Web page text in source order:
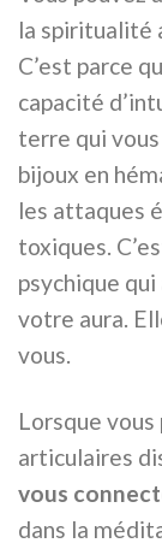
la spiritualité
C’est parce
capacité
terre qui vous
bijoux en
les attaques
toxiques.
psychique qui
votre aura.
vous.
Lorsque
articulaires
vous
dans la